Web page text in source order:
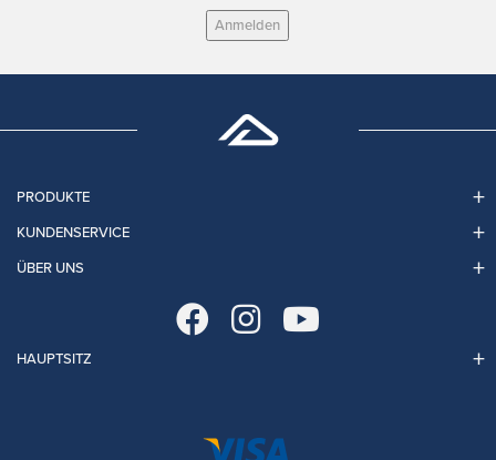
Anmelden
PRODUKTE
KUNDENSERVICE
ÜBER UNS
HAUPTSITZ